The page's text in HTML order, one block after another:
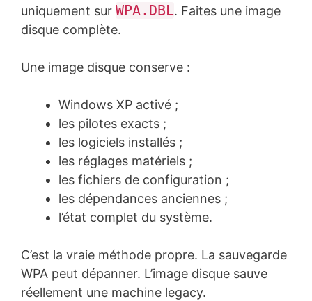
uniquement sur WPA.DBL. Faites une image
disque complète.
Une image disque conserve :
Windows XP activé ;
les pilotes exacts ;
les logiciels installés ;
les réglages matériels ;
les fichiers de configuration ;
les dépendances anciennes ;
l’état complet du système.
C’est la vraie méthode propre. La sauvegarde
WPA peut dépanner. L’image disque sauve
réellement une machine legacy.